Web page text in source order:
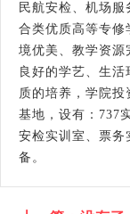
民航安检、机场
合类优质高等专修
境优美、教学资源
良好的学艺、生
质的培养，学院投
基地，设有：737
安检实训室、票
备。